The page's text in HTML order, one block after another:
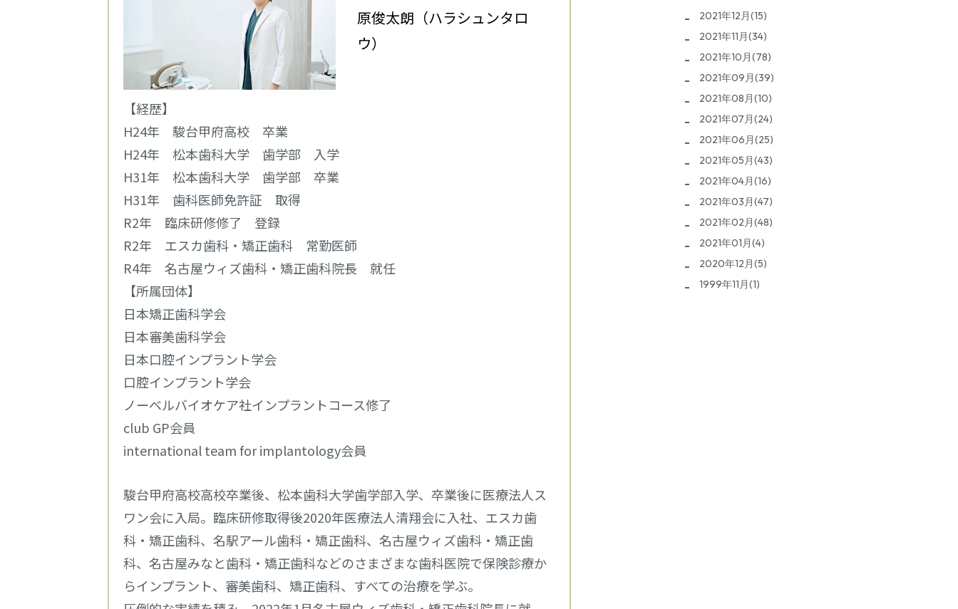
原俊太朗（ハラシュンタロ
ウ）
【経歴】
H24年 駿台甲府高校 卒業
H24年 松本歯科大学 歯学部 入学
H31年 松本歯科大学 歯学部 卒業
H31年 歯科医師免許証 取得
R2年 臨床研修修了 登録
R2年 エスカ歯科・矯正歯科 常勤医師
R4年 名古屋ウィズ歯科・矯正歯科院長 就任
【所属団体】
日本矯正歯科学会
日本審美歯科学会
日本口腔インプラント学会
口腔インプラント学会
ノーベルバイオケア社インプラントコース修了
club GP会員
international team for implantology会員
駿台甲府高校高校卒業後、松本歯科大学歯学部入学、卒業後に医療法人ス
ワン会に入局。臨床研修取得後2020年医療法人清翔会に入社、エスカ歯
科・矯正歯科、名駅アール歯科・矯正歯科、名古屋ウィズ歯科・矯正歯
科、名古屋みなと歯科・矯正歯科などのさまざまな歯科医院で保険診療か
らインプラント、審美歯科、矯正歯科、すべての治療を学ぶ。
2021年12月(15)
2021年11月(34)
2021年10月(78)
2021年09月(39)
2021年08月(10)
2021年07月(24)
2021年06月(25)
2021年05月(43)
2021年04月(16)
2021年03月(47)
2021年02月(48)
2021年01月(4)
2020年12月(5)
1999年11月(1)